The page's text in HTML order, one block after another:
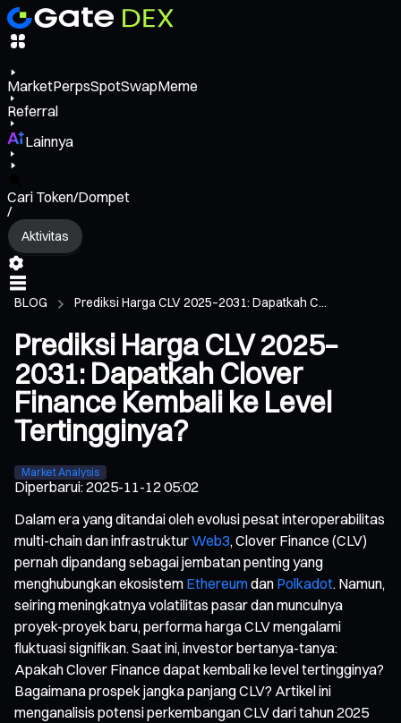
MarketPerpsSpotSwapMeme
Referral
Lainnya
Cari Token/Dompet
/
Aktivitas
BLOG Prediksi Harga CLV 2025–2031: Dapatkah C...
Prediksi Harga CLV 2025–
2031: Dapatkah Clover
Finance Kembali ke Level
Tertingginya?
Market Analysis
Diperbarui:2025-11-12 05:02
Dalam era yang ditandai oleh evolusi pesat interoperabilitas
multi-chain dan infrastrukturWeb3, Clover Finance (CLV)
pernah dipandang sebagai jembatan penting yang
menghubungkan ekosistem Ethereumdan Polkadot. Namun,
seiring meningkatnya volatilitas pasar dan munculnya
proyek-proyek baru, performa harga CLV mengalami
fluktuasi signifikan. Saat ini, investor bertanya-tanya:
Apakah Clover Finance dapat kembali ke level tertingginya?
Bagaimana prospek jangka panjang CLV? Artikel ini
menganalisis potensi perkembangan CLV dari tahun 2025